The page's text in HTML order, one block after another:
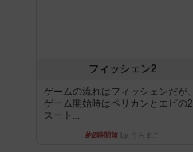
フィッシェン2
ゲームの流れはフィッシェンだが、
ゲーム開始時はペリカンとエビの2
スート...
約2時間前by うらまこ